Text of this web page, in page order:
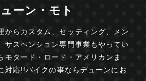
ーン・モト
からカスタム、セッティング、
メン
サスペンション専門事業もやってい
モタード・ロード・ アメリカンま
対応!!バイクの事ならデューンにお